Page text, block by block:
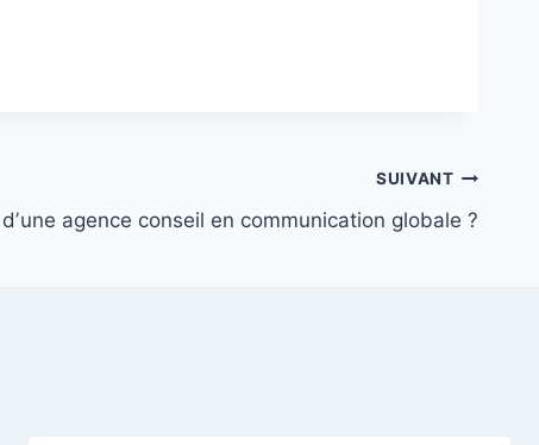
SUIVANT
agence conseil en communication globale ?